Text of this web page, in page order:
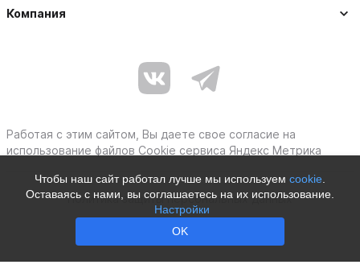
Чтобы наш сайт работал лучше мы используем cookie
Оставаясь с нами, вы соглашаетесь на их использование.
Настройки
OK
Компания
Работая с этим сайтом, Вы даете свое согласие на
использование файлов Cookie сервиса Яндекс Метрика
Политика защиты персональных данных
Moby © 2012–2026